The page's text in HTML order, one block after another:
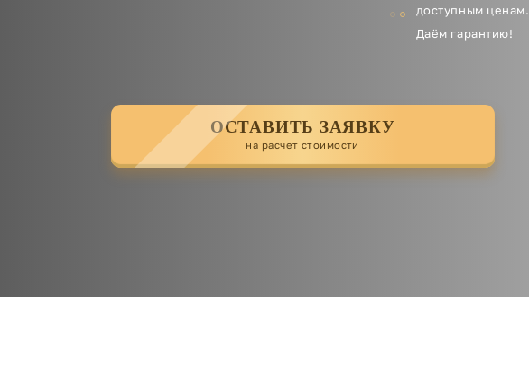
доступным ценам.
Даём гарантию!
ОСТАВИТЬ ЗАЯВКУ
на расчет стоимости